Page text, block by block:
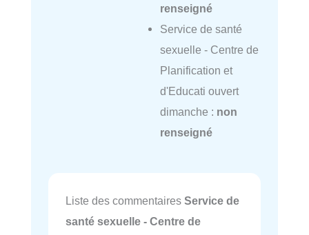
renseigné
Service de santé
sexuelle - Centre de
Planification et
d'Educati ouvert
dimanche : non
renseigné
Liste des commentaires Service de
santé sexuelle - Centre de